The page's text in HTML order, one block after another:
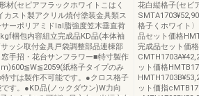
材(セピアフラックホワイトこはく
カスト製アクリル焼付塗装金具類ス
ーポリアミドlal脂強度笠木垂直荷
梱包内容組立完成品KD品(本体袖
ッシ取付金具戸袋調整部品連棟部
手招・花台サンフラワー■特寸製作
紙格子タイプのみ
寸は製作不可能です。●クロス格子
す。●KD品(ノックダウン)W力向
花白縦格子(セビ
格子くホワイト
品セット価格
完成品セット価
ット価格
ット価指